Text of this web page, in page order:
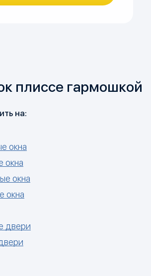
плиссе гармошкой
на:
окна
окна
окна
окна
двери